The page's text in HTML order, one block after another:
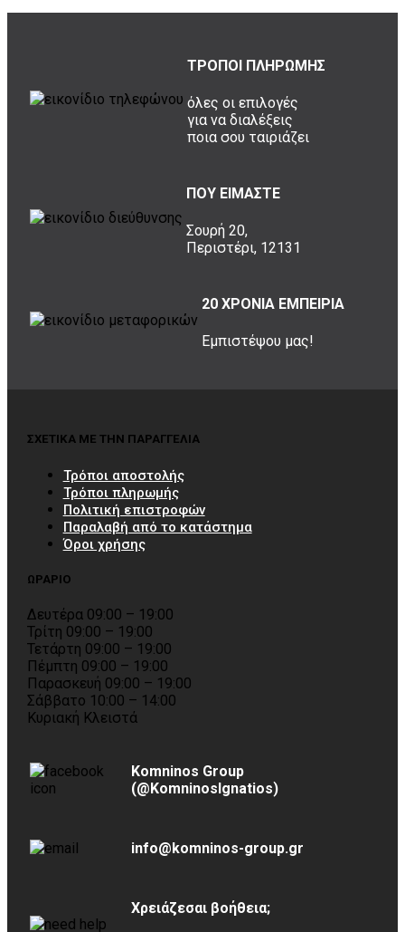
ΤΡΟΠΟΙ ΠΛΗΡΩΜΗΣ
όλες οι επιλογές
για να διαλέξεις
ποια σου ταιριάζει
ΠΟΥ ΕΙΜΑΣΤΕ
Σουρή 20,
Περιστέρι, 12131
20 ΧΡΟΝΙΑ ΕΜΠΕΙΡΙΑ
Εμπιστέψου μας!
ΣΧΕΤΙΚΑ ΜΕ ΤΗΝ ΠΑΡΑΓΓΕΛΙΑ
Τρόποι αποστολής
Τρόποι πληρωμής
Πολιτική επιστροφών
Παραλαβή από το κατάστημα
Όροι χρήσης
ΩΡΑΡΙΟ
Δευτέρα 09:00 – 19:00
Τρίτη 09:00 – 19:00
Τετάρτη 09:00 – 19:00
Πέμπτη 09:00 – 19:00
Παρασκευή 09:00 – 19:00
Σάββατο 10:00 – 14:00
Κυριακή Κλειστά
Komninos Group
(@KomninosIgnatios)
info@komninos-group.gr
Χρειάζεσαι βοήθεια;